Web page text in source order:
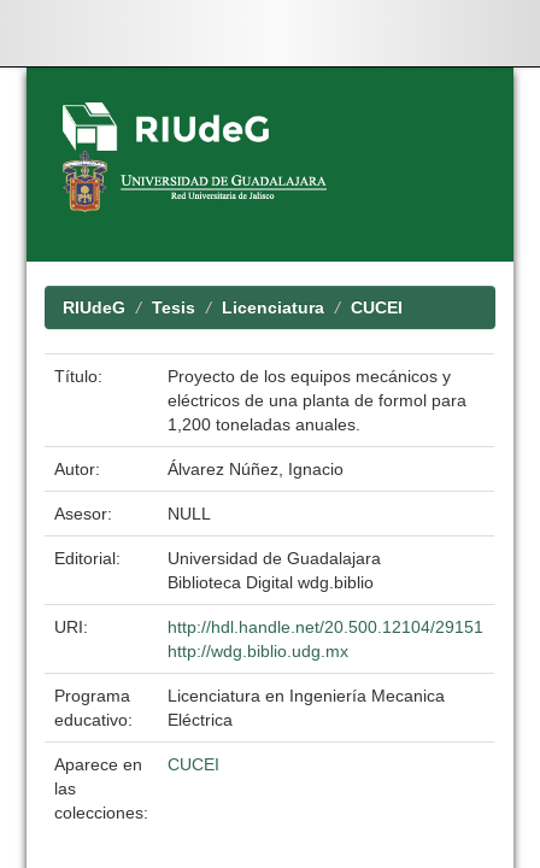
Skip
navigation
RIUdeG Tesis Licenciatura CUCEI
Título:
Proyecto de los equipos mecánicos y
eléctricos de una planta de formol para
1,200 toneladas anuales.
Autor: Álvarez Núñez, Ignacio
Asesor: NULL
Editorial:
Universidad de Guadalajara
Biblioteca Digital wdg.biblio
URI:
http://hdl.handle.net/20.500.12104/29151
http://wdg.biblio.udg.mx
Programa
educativo:
Licenciatura en Ingeniería Mecanica
Eléctrica
Aparece en
las
colecciones:
CUCEI